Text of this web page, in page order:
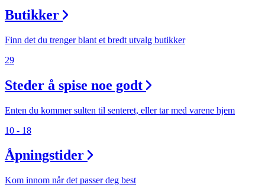
Ledige stillinger
Magasin
Finn frem
Butikker
Finn det du trenger blant et bredt utvalg butikker
29
Steder å spise noe godt
Enten du kommer sulten til senteret, eller tar med varene hjem
10 - 18
Åpningstider
Kom innom når det passer deg best